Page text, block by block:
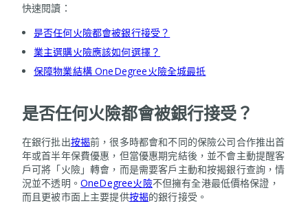
快速閱讀：
是否任何火險都會被銀行接受？
業主選購火險應該如何選擇？
保障物業結構 OneDegree火險全城最抵
是否任何火險都會被銀行接受？
在銀行批出按揭前，很多時都會和不同的保險公司合作推出首
年或首半年保費優惠，但當優惠期完結後，並不會主動提醒客
戶可將「火險」轉會，而是需要客戶主動和按揭銀行查詢，情
況並不透明。 OneDegree火險不但擁有全港最低價格保證，
而且更被市面上主要提供按揭的銀行接受。